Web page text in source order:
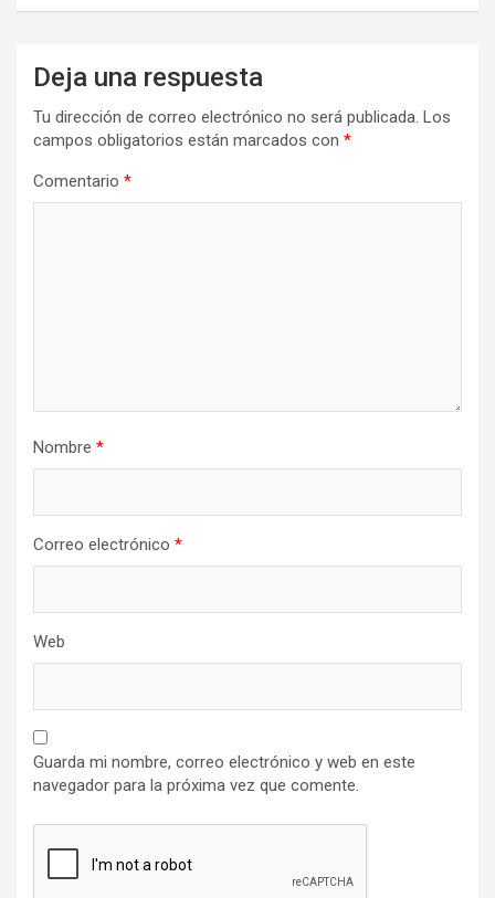
Deja una respuesta
Tu dirección de correo electrónico no será publicada. Los
campos obligatorios están marcados con *
Comentario *
Nombre *
Correo electrónico *
Web
Guarda mi nombre, correo electrónico y web en este
navegador para la próxima vez que comente.